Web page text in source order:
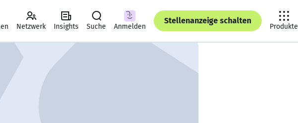
Netzwerk Insights Suche Anmelden
Stellenanzeige schalten
Produkte